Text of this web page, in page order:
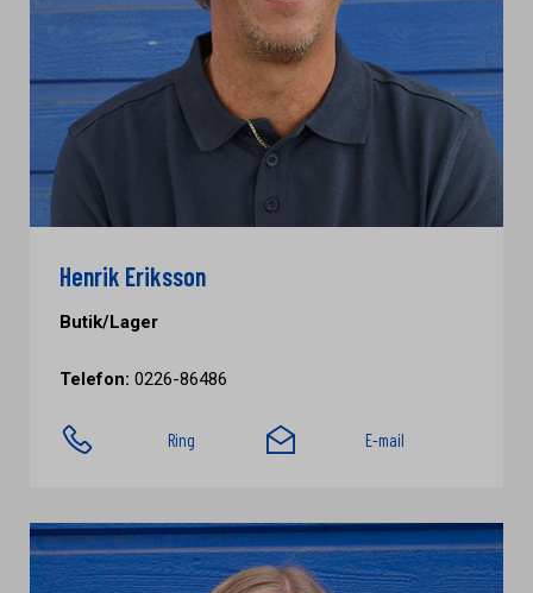
Henrik Eriksson
Butik/Lager
Telefon: 0226-86486
Ring E-mail